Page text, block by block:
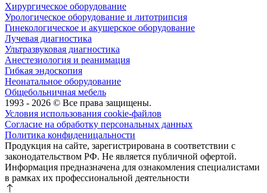
Хирургическое оборудование
Урологическое оборудование и литотрипсия
Гинекологическое и акушерское оборудование
Лучевая диагностика
Ультразвуковая диагностика
Анестезиология и реанимация
Гибкая эндоскопия
Неонатальное оборудование
Общебольничная мебель
1993 - 2026 © Все права защищены.
Условия использования cookie-файлов
Согласие на обработку персональных данных
Политика конфиденицальности
Продукция на сайте, зарегистрирована в соответствии с
законодательством РФ. Не является публичной офертой.
Информация предназначена для ознакомления специалистами
в рамках их профессиональной деятельности